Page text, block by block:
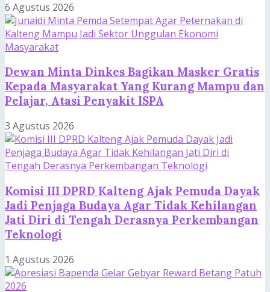
6 Agustus 2026
Dewan Minta Dinkes Bagikan Masker Gratis
Kepada Masyarakat Yang Kurang Mampu dan
Pelajar, Atasi Penyakit ISPA
3 Agustus 2026
Komisi III DPRD Kalteng Ajak Pemuda Dayak
Jadi Penjaga Budaya Agar Tidak Kehilangan
Jati Diri di Tengah Derasnya Perkembangan
Teknologi
1 Agustus 2026